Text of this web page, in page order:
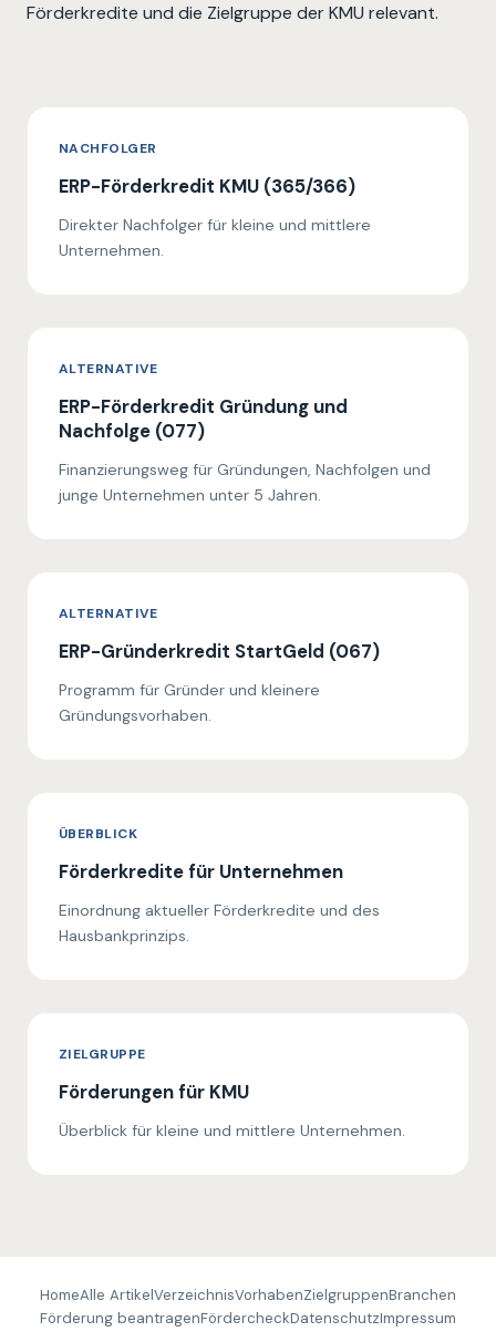
Förderkredite und die Zielgruppe der KMU relevant.
NACHFOLGER
ERP-Förderkredit KMU (365/366)
Direkter Nachfolger für kleine und mittlere
Unternehmen.
ALTERNATIVE
ERP-Förderkredit Gründung und
Nachfolge (077)
Finanzierungsweg für Gründungen, Nachfolgen und
junge Unternehmen unter 5 Jahren.
ALTERNATIVE
ERP-Gründerkredit StartGeld (067)
Programm für Gründer und kleinere
Gründungsvorhaben.
ÜBERBLICK
Förderkredite für Unternehmen
Einordnung aktueller Förderkredite und des
Hausbankprinzips.
ZIELGRUPPE
Förderungen für KMU
Überblick für kleine und mittlere Unternehmen.
HomeAlle ArtikelVerzeichnisVorhabenZielgruppenBranchen
Förderung beantragenFördercheckDatenschutzImpressum